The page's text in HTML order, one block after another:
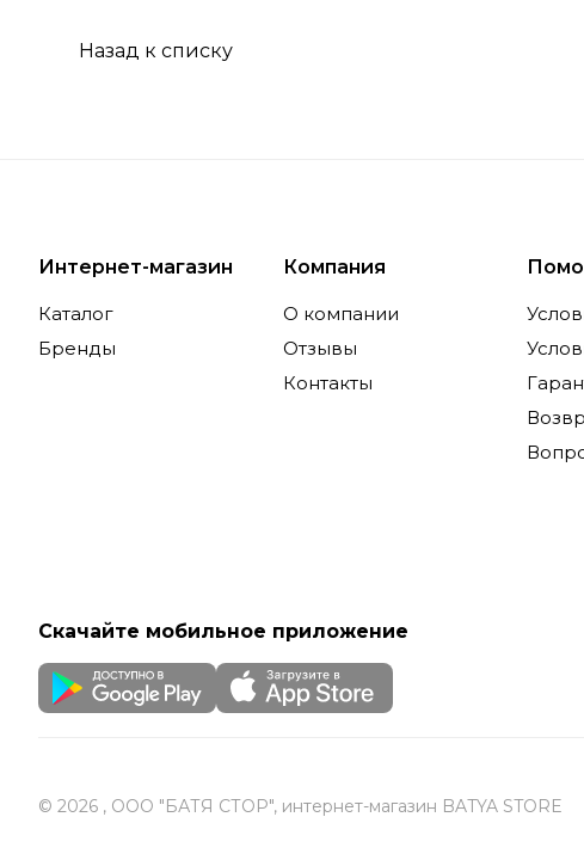
Назад к списку
Интернет-магазин
Каталог
Бренды
Компания
О компании
Отзывы
Контакты
Скачайте мобильное приложение
© 2026 , ООО "БАТЯ СТОР", интернет-магазин BATYA STORE